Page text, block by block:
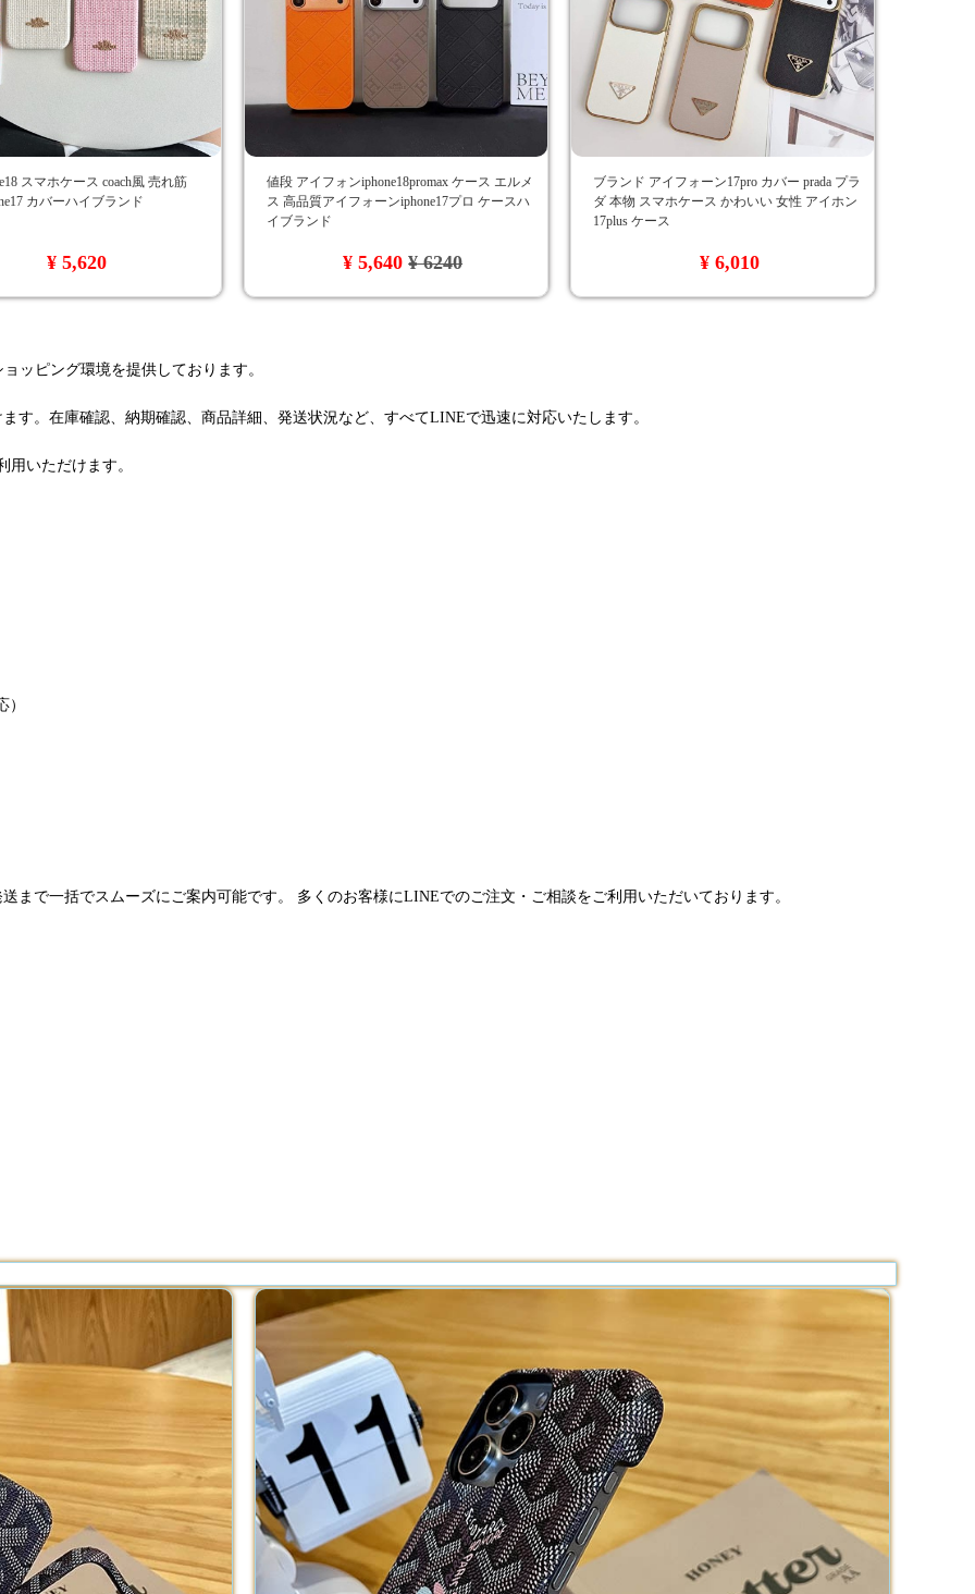
スマホケース coach風 売れ筋
カバーハイブランド
¥ 5,620
値段 アイフォンiphone18promax ケース エルメ
ス 高品質アイフォーンiphone17プロ ケースハ
イブランド
¥ 5,640¥ 6240
ブランド アイフォーン17pro カバー prada プラ
ダ 本物 スマホケース かわいい 女性 アイホン
17plus ケース
¥ 6,010
ッピング環境を提供しております。
す。在庫確認、納期確認、商品詳細、発送状況など、すべてLINEで迅速に対応いたします。
いただけます。
まで一括でスムーズにご案内可能です。 多くのお客様にLINEでのご注文・ご相談をご利用いただいております。